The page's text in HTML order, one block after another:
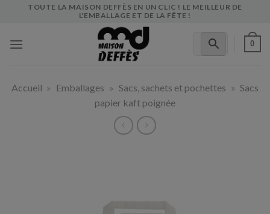
TOUTE LA MAISON DEFFÈS EN UN CLIC ! LE MEILLEUR DE
L'EMBALLAGE ET DE LA FÊTE !
0
Accueil » Emballages » Sacs, sachets et pochettes » Sacs
papier kaft poignée